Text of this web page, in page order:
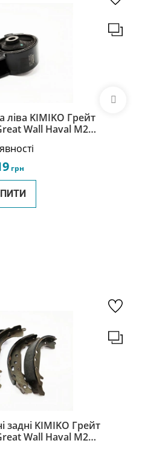
KIMIKO Грейт
Wall Haval M2
грн
задні KIMIKO Грейт
Wall Haval M2